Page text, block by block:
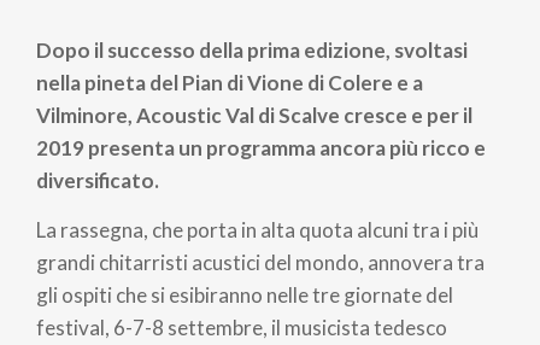
di
pane
Dopo il successo della prima edizione, svoltasi
nella pineta del Pian di Vione di Colere e a
Vilminore, Acoustic Val di Scalve cresce e per il
2019 presenta un programma ancora più ricco e
diversificato.
La rassegna, che porta in alta quota alcuni tra i più
grandi chitarristi acustici del mondo, annovera tra
gli ospiti che si esibiranno nelle tre giornate del
festival, 6-7-8 settembre, il musicista tedesco